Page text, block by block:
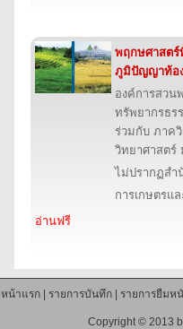
พฤกษศาสตร์
ภูมิปัญญาท้อ
องค์การสวน
ทรัพยากรธร
ร่วมกับ ภาค
วิทยาศาสตร์
ไม่ปรากฏส
การเกษตรแ
อ่านฟรี
หน้าแรก| รายการบันทึก| รายการยืมห
Copyright © 2013